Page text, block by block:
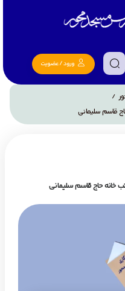
ورود / عضویت
/
قاسم سلیمانی
خانه حاج قاسم سلیمانی